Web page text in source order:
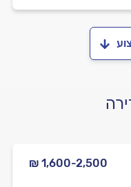
₪ 1,600-2,500